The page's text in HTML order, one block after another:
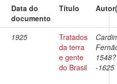
Data do
documento
Título
1925
Tratados
da terra
e gente
do Brasil
1548?
-1625